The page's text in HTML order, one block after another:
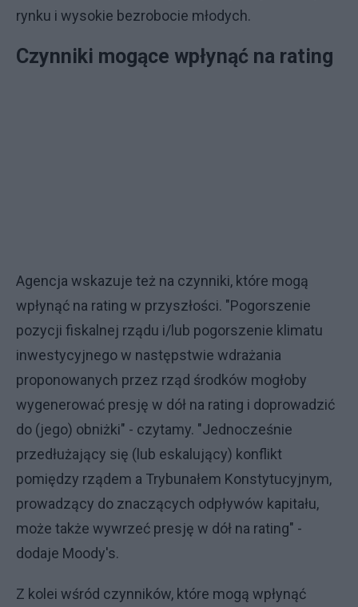
rynku i wysokie bezrobocie młodych.
Czynniki mogące wpłynąć na rating
Agencja wskazuje też na czynniki, które mogą
wpłynąć na rating w przyszłości. "Pogorszenie
pozycji fiskalnej rządu i/lub pogorszenie klimatu
inwestycyjnego w następstwie wdrażania
proponowanych przez rząd środków mogłoby
wygenerować presję w dół na rating i doprowadzić
do (jego) obniżki" - czytamy. "Jednocześnie
przedłużający się (lub eskalujący) konflikt
pomiędzy rządem a Trybunałem Konstytucyjnym,
prowadzący do znaczących odpływów kapitału,
może także wywrzeć presję w dół na rating" -
dodaje Moody's.
Z kolei wśród czynników, które mogą wpłynąć